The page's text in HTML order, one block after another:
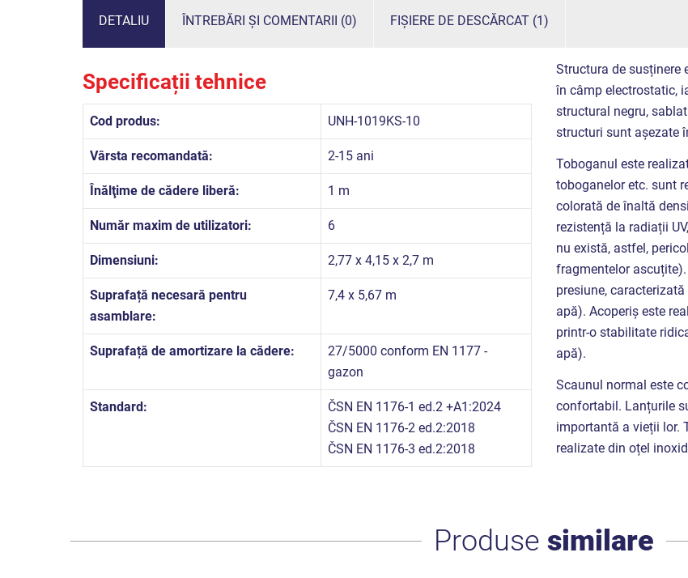
DETALIU ÎNTREBĂRI ȘI COMENTARII (0) FIȘIERE DE DESCĂRCAT (1)
Specificații tehnice
Cod produs: UNH-1019KS-10
Vârsta recomandată: 2-15 ani
Înălţime de cădere liberă: 1 m
Număr maxim de utilizatori: 6
Dimensiuni: 2,77 x 4,15 x 2,7 m
Suprafață necesară pentru
asamblare:
7,4 x 5,67 m
Suprafață de amortizare la cădere:
27/5000 conform EN 1177 -
gazon
Standard:
ČSN EN 1176-1 ed.2 +A1:2024
ČSN EN 1176-2 ed.2:2018
ČSN EN 1176-3 ed.2:2018
Structura de susținere
în câmp electrostatic,
structural negru,
structuri sunt așezate
Toboganul este
toboganelor etc. sunt
colorată de înaltă
rezistență la radiații
nu există, astfel,
fragmentelor
presiune,
apă). Acoperiș este
printr-o stabilitate
apă).
Scaunul normal este
confortabil. Lanțurile
importantă a vieții lor.
realizate din oțel
Produse similare